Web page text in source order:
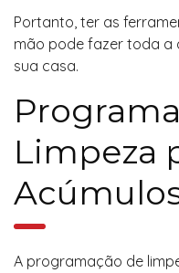
Portanto, ter as
mão pode fazer toda a
sua casa.
Limpeza
A programação de